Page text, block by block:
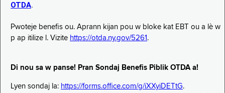
OTDA.
Pwoteje benefis ou. Aprann kijan pou w bloke kat EBT ou a lè w
p ap itilize l. Vizite https://otda.ny.gov/5261 .
Di nou sa w panse! Pran Sondaj Benefis Piblik OTDA a!
Lyen sondaj la: https://forms.office.com/g/iXXyiDETtG.